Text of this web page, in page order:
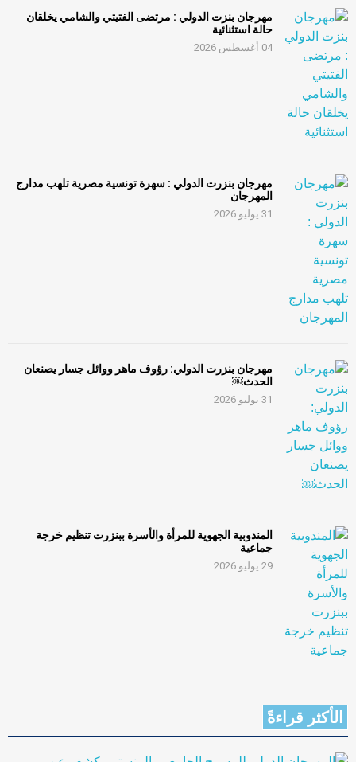
مهرجان بنزت الدولي : مرتضى الفتيتي والشامي يخلقان
حالة استثنائية
04 أغسطس 2026
مهرجان بنزرت الدولي : سهرة تونسية مصرية تلهب مدارج
المهرجان
31 يوليو 2026
مهرجان بنزرت الدولي: رؤوف ماهر ووائل جسار يصنعان
الحدث￼
31 يوليو 2026
المندوبية الجهوية للمرأة والأسرة ببنزرت تنظيم خرجة
جماعية
29 يوليو 2026
الأكثر قراءةً